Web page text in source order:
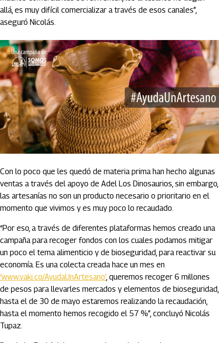
allá, es muy difícil comercializar a través de esos canales”,
aseguró Nicolás.
Con lo poco que les quedó de materia prima han hecho algunas
ventas a través del apoyo de Adel Los Dinosaurios, sin embargo,
las artesanías no son un producto necesario o prioritario en el
momento que vivimos y es muy poco lo recaudado.
“Por eso, a través de diferentes plataformas hemos creado una
campaña para recoger fondos con los cuales podamos mitigar
un poco el tema alimenticio y de bioseguridad, para reactivar su
economía. Es una colecta creada hace un mes en
‘www.vaki.co/AyudaUnArtesano’ , queremos recoger 6 millones
de pesos para llevarles mercados y elementos de bioseguridad,
hasta el de 30 de mayo estaremos realizando la recaudación,
hasta el momento hemos recogido el 57 %”, concluyó Nicolás
Tupaz.